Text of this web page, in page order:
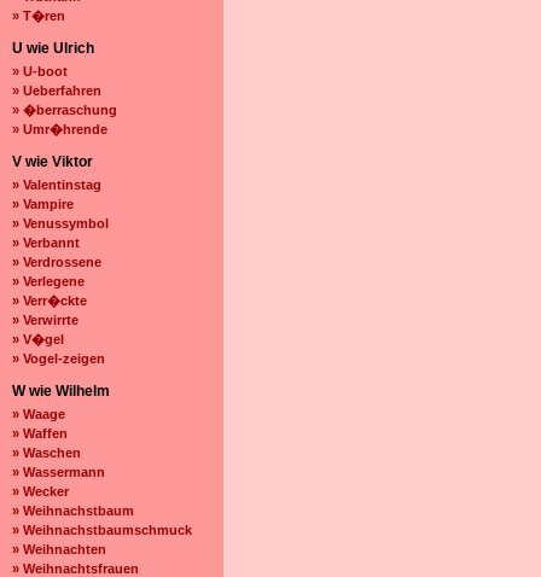
» T�ren
U wie Ulrich
» U-boot
» Ueberfahren
» �berraschung
» Umr�hrende
V wie Viktor
» Valentinstag
» Vampire
» Venussymbol
» Verbannt
» Verdrossene
» Verlegene
» Verr�ckte
» Verwirrte
» V�gel
» Vogel-zeigen
W wie Wilhelm
» Waage
» Waffen
» Waschen
» Wassermann
» Wecker
» Weihnachstbaum
» Weihnachstbaumschmuck
» Weihnachten
» Weihnachtsfrauen